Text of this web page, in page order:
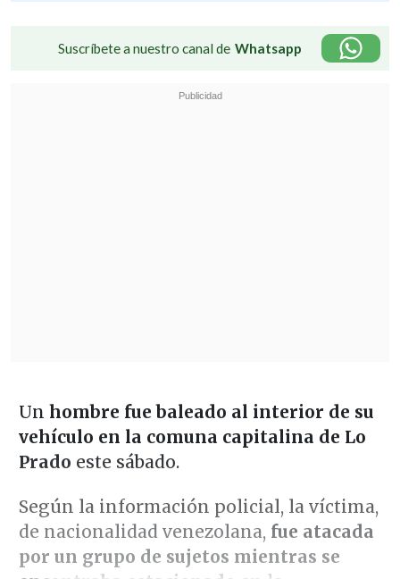
Suscríbete a nuestro canal de Whatsapp
Un hombre fue baleado al interior de su
vehículo en la comuna capitalina de Lo
Prado este sábado.
Según la información policial, la víctima,
de nacionalidad venezolana, fue atacada
por un grupo de sujetos mientras se